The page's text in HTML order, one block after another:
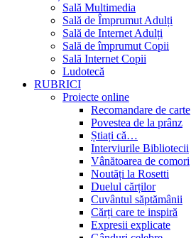
Sală Multimedia
Sală de Împrumut Adulți
Sală de Internet Adulți
Sală de împrumut Copii
Sală Internet Copii
Ludotecă
RUBRICI
Proiecte online
Recomandare de carte
Povestea de la prânz
Știați că…
Interviurile Bibliotecii
Vânătoarea de comori
Noutăți la Rosetti
Duelul cărților
Cuvântul săptămânii
Cărți care te inspiră
Expresii explicate